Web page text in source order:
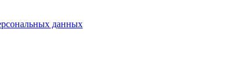
данных